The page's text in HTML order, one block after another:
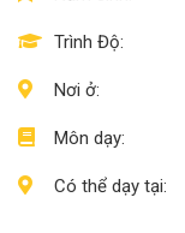
Trình Độ:
Nơi ở:
Môn dạy:
Có thể dạy tại: